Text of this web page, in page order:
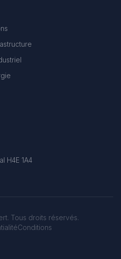
H4E 1A4
Tous droits réservés.
Conditions